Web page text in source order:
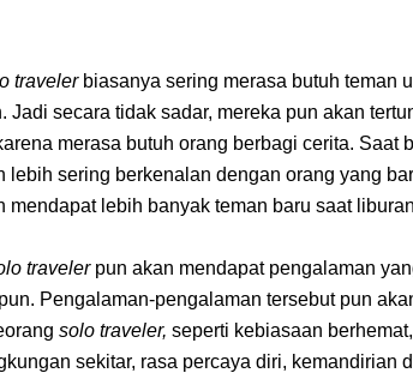
traveler biasanya sering merasa butuh teman
Jadi secara tidak sadar, mereka pun akan
merasa butuh orang berbagi cerita. Saat
lebih sering berkenalan dengan orang yang
mendapat lebih banyak teman baru saat
traveler pun akan mendapat pengalaman
Pengalaman-pengalaman tersebut pun
solo traveler, seperti kebiasaan
sekitar, rasa percaya diri, kemandirian